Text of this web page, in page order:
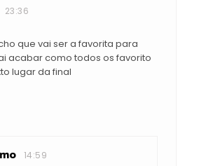
23:36
que vai ser a favorita para
acabar como todos os favorito
lugar da final
14:59